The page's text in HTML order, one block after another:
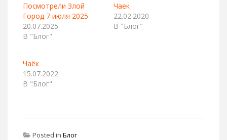
Посмотрели Злой
Город 7 июля 2025
20.07.2025
В "Блог"
Чаек
22.02.2020
В "Блог"
Чаёк
15.07.2022
В "Блог"
Posted in Блог